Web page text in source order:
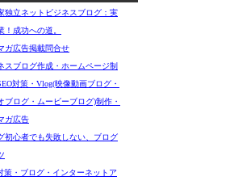
独立ネットビジネスブログ：実
！成功への道。
ガ広告掲載問合せ
スブログ作成・ホームページ制
対策・Vlog(映像動画ブログ・
ブログ・ムービーブログ)制作・
ガ広告
初心者でも失敗しない、ブログ
策・ブログ・インターネットア